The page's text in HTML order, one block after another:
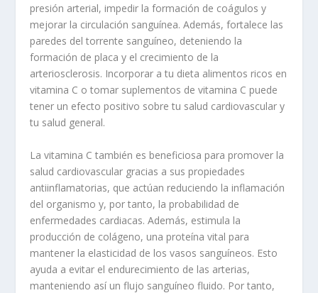
presión arterial, impedir la formación de coágulos y
mejorar la circulación sanguínea. Además, fortalece las
paredes del torrente sanguíneo, deteniendo la
formación de placa y el crecimiento de la
arteriosclerosis. Incorporar a tu dieta alimentos ricos en
vitamina C o tomar suplementos de vitamina C puede
tener un efecto positivo sobre tu salud cardiovascular y
tu salud general.
La vitamina C también es beneficiosa para promover la
salud cardiovascular gracias a sus propiedades
antiinflamatorias, que actúan reduciendo la inflamación
del organismo y, por tanto, la probabilidad de
enfermedades cardiacas. Además, estimula la
producción de colágeno, una proteína vital para
mantener la elasticidad de los vasos sanguíneos. Esto
ayuda a evitar el endurecimiento de las arterias,
manteniendo así un flujo sanguíneo fluido. Por tanto,